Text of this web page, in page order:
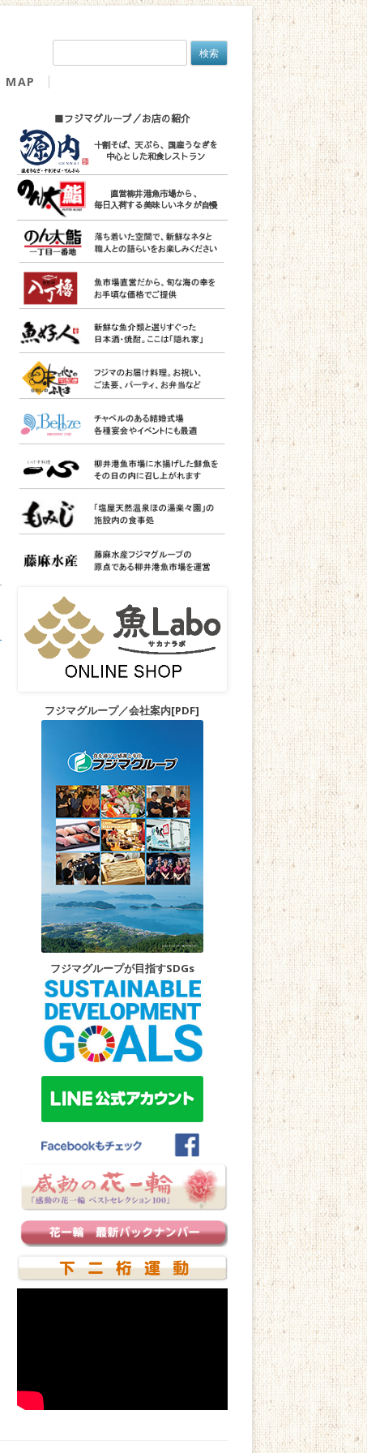
検
MAP
■フジマグループ／お店の紹介
十割そば、天ぷら、国産うなぎを
中心とした和食レストラン
直営柳井港魚市場から、
毎日入荷する美味しいネタが自慢
フジマグループ／会社案内[PDF]
フジマグループが目指すSDGs